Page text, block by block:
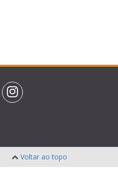
Voltar ao topo